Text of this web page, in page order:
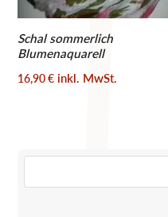
Schal sommerlich
Blumenaquarell
16,90€ inkl. MwSt.